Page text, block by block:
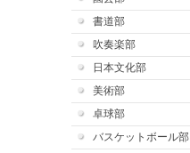
書道部
吹奏楽部
日本文化部
美術部
卓球部
バスケットボール部